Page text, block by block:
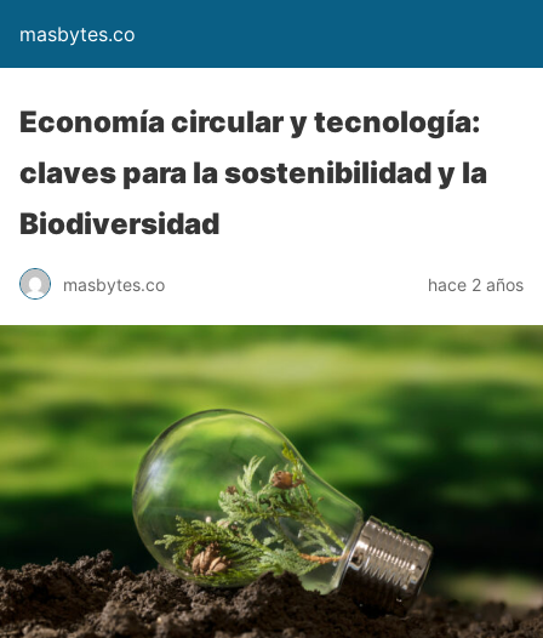
masbytes.co
Economía circular y tecnología:
claves para la sostenibilidad y la
Biodiversidad
masbytes.co hace 2 años